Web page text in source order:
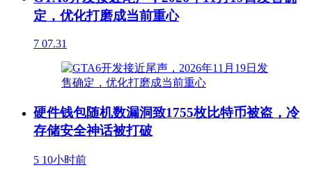
定，优化打磨成当前重心
7 07.31
硬件钱包随机数漏洞致1755枚比特币被盗，冷
存储安全神话被打破
5 10小时前